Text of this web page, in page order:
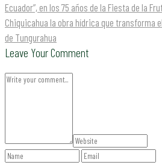
Ecuador”, en los 75 años de la Fiesta de la
Chiquicahua la obra hídrica que transforma
de Tungurahua
Leave Your Comment